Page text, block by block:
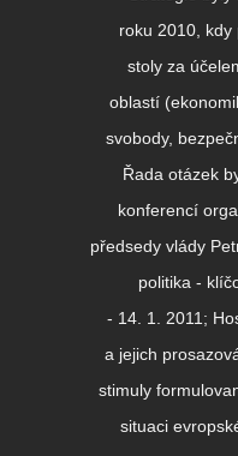
roku 2010,
stoly za
oblastí
svobody,
Řada otázek
konferencí
předsedy vlády
politika -
- 14. 1. 2011;
a jejich
stimuly
situaci